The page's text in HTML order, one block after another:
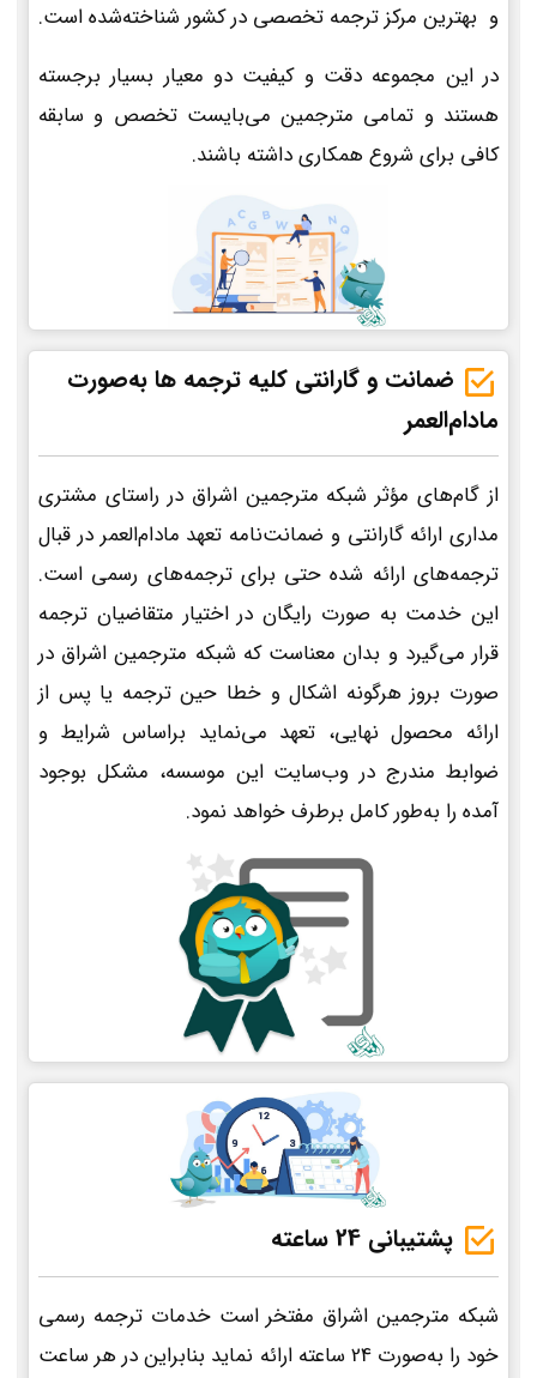
و بهترین مرکز ترجمه تخصصی در کشور شناخته‌شده است.
در این مجموعه دقت و کیفیت دو معیار بسیار برجسته
هستند و تمامی مترجمین می‌بایست تخصص و سابقه
کافی برای شروع همکاری داشته باشند.
ضمانت و گارانتی کلیه ترجمه ها به‌صورت
مادام‌العمر
از گام‌های مؤثر شبکه مترجمین اشراق در راستای مشتری
مداری ارائه گارانتی و ضمانت‌نامه تعهد مادام‌العمر در قبال
ترجمه‌های ارائه شده حتی برای ترجمه‌های رسمی است.
این خدمت به صورت رایگان در اختیار متقاضیان ترجمه
قرار می‌گیرد و بدان معناست که شبکه مترجمین اشراق در
صورت بروز هرگونه اشکال و خطا حین ترجمه یا پس از
ارائه محصول نهایی، تعهد می‌نماید براساس شرایط و
ضوابط مندرج در وب‌سایت این موسسه، مشکل بوجود
آمده را به‌طور کامل برطرف خواهد نمود.
پشتیبانی 24 ساعته
شبکه مترجمین اشراق مفتخر است خدمات ترجمه رسمی
خود را به‌صورت 24 ساعته ارائه نماید بنابراین در هر ساعت